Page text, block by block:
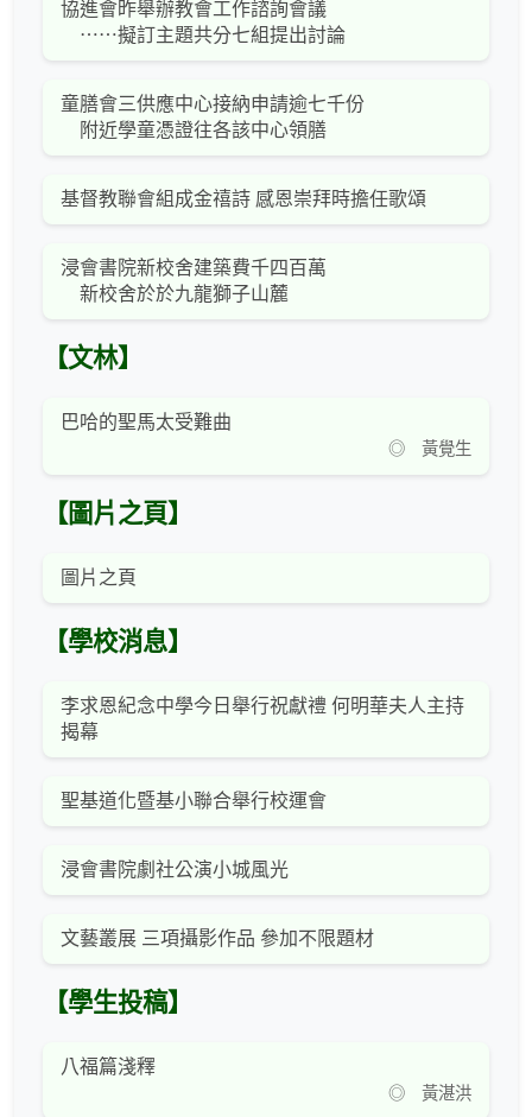
協進會昨舉辦教會工作諮詢會議
⋯⋯擬訂主題共分七組提出討論
童膳會三供應中心接納申請逾七千份
附近學童憑證往各該中心領膳
基督教聯會組成金禧詩 感恩崇拜時擔任歌頌
浸會書院新校舍建築費千四百萬
新校舍於於九龍獅子山麓
【文林】
巴哈的聖馬太受難曲
◎ 黃覺生
【圖片之頁】
圖片之頁
【學校消息】
李求恩紀念中學今日舉行祝獻禮 何明華夫人主持
揭幕
聖基道化暨基小聯合舉行校運會
浸會書院劇社公演小城風光
文藝叢展 三項攝影作品 參加不限題材
【學生投稿】
八福篇淺釋
◎ 黃湛洪